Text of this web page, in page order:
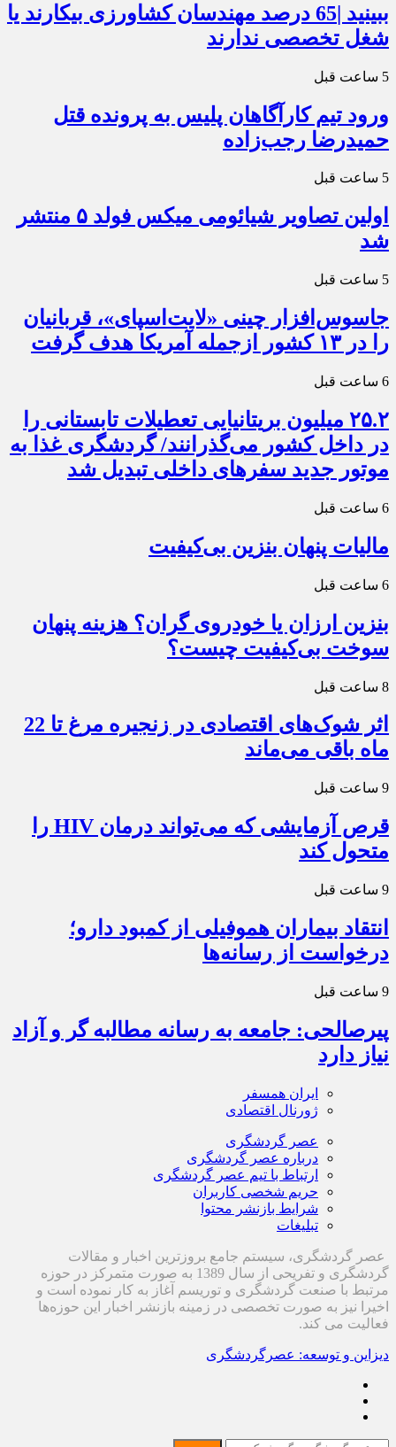
ببینید |65 درصد مهندسان کشاورزی بیکارند یا
شغل تخصصی ندارند
5 ساعت قبل
ورود تیم کارآگاهان پلیس به پرونده قتل
حمیدرضا رجب‌زاده
5 ساعت قبل
اولین تصاویر شیائومی میکس فولد ۵ منتشر
شد
5 ساعت قبل
جاسوس‌افزار چینی «لایت‌اسپای»، قربانیان
را در ۱۳ کشور ازجمله آمریکا هدف گرفت
6 ساعت قبل
۲۵.۲ میلیون بریتانیایی تعطیلات تابستانی را
در داخل کشور می‌گذرانند/ گردشگری غذا به
موتور جدید سفرهای داخلی تبدیل شد
6 ساعت قبل
مالیات پنهان بنزین بی‌کیفیت
6 ساعت قبل
بنزین ارزان یا خودروی گران؟ هزینه پنهان
سوخت بی‌کیفیت چیست؟
8 ساعت قبل
اثر شوک‌های اقتصادی در زنجیره مرغ تا 22
ماه باقی می‌ماند
9 ساعت قبل
قرص آزمایشی که می‌تواند درمان HIV را
متحول کند
9 ساعت قبل
انتقاد بیماران هموفیلی از کمبود دارو؛
درخواست از رسانه‌ها
9 ساعت قبل
پیرصالحی: جامعه به رسانه مطالبه گر و آزاد
نیاز دارد
ایران همسفر
ژورنال اقتصادی
عصر گردشگری
درباره عصر گردشگری
ارتباط با تیم عصر گردشگری
حریم شخصی کاربران
شرایط بازنشر محتوا
تبلیغات
عصر گردشگری، سیستم جامع بروزترین اخبار و مقالات
گردشگری و تفریحی از سال 1389 به صورت متمرکز در حوزه
مرتبط با صنعت گردشگری و توریسم آغاز به کار نموده است و
اخیرا نیز به صورت تخصصی در زمینه بازنشر اخبار این حوزه‌ها
فعالیت می کند.
دیزاین و توسعه: عصرگردشگری